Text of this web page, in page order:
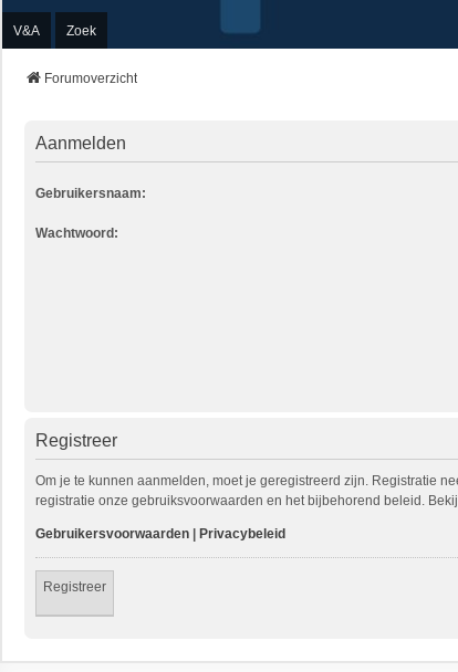
V&A Zoek
Forumoverzicht
Aanmelden
Gebruikersnaam:
Wachtwoord:
Registreer
Om je te kunnen aanmelden, moet je geregistreerd zijn. Registratie
registratie onze gebruiksvoorwaarden en het bijbehorend beleid.
Gebruikersvoorwaarden Privacybeleid
Registreer